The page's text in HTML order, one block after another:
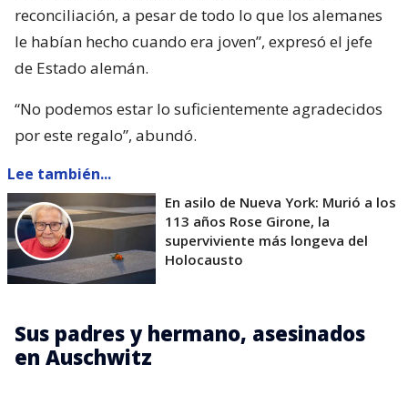
reconciliación, a pesar de todo lo que los alemanes
le habían hecho cuando era joven”, expresó el jefe
de Estado alemán.
“No podemos estar lo suficientemente agradecidos
por este regalo”, abundó.
Lee también...
En asilo de Nueva York: Murió a los
113 años Rose Girone, la
superviviente más longeva del
Holocausto
Sus padres y hermano, asesinados
en Auschwitz